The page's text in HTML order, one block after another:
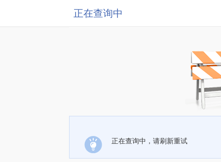
正在查询中
正在查询中，请刷新重试